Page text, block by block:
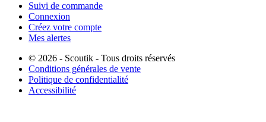
Suivi de commande
Connexion
Créez votre compte
Mes alertes
© 2026 - Scoutik - Tous droits réservés
Conditions générales de vente
Politique de confidentialité
Accessibilité